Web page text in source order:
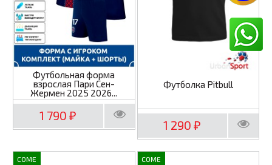
Футбольная форма
взрослая Пари Сен-
Жермен 2025 2026...
1 790₽
Футболка Pitbull
1 290₽
COME COME